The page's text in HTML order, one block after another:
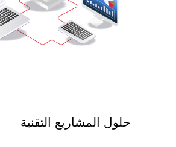
حلول المشاريع التقنية